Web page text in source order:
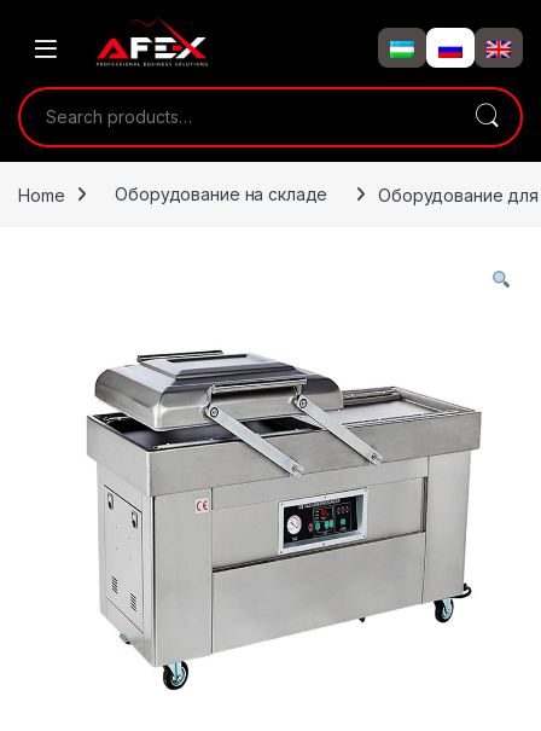
Search for:
Home Оборудование на складе Оборудование для